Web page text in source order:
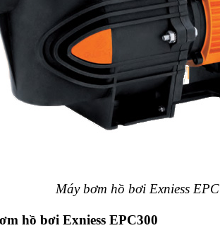
Máy bơm hồ bơi Exniess EPC
hồ bơi Exniess EPC300